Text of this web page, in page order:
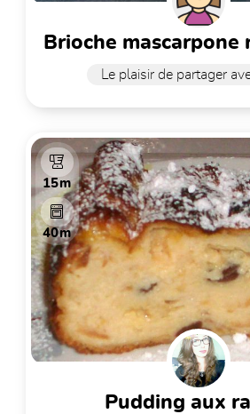
brioche
Le plaisir de partager
15m
40m
pudding aux